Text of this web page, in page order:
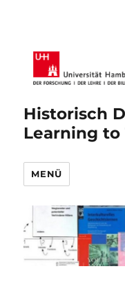
Historisch
Learning
MENÜ